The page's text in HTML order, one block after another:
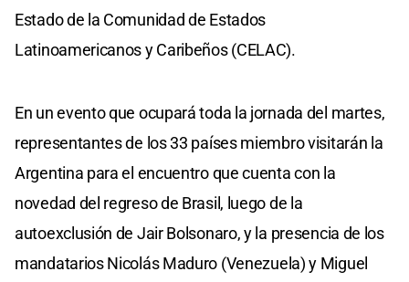
Estado de la Comunidad de Estados
Latinoamericanos y Caribeños (CELAC).
En un evento que ocupará toda la jornada del martes,
representantes de los 33 países miembro visitarán la
Argentina para el encuentro que cuenta con la
novedad del regreso de Brasil, luego de la
autoexclusión de Jair Bolsonaro, y la presencia de los
mandatarios Nicolás Maduro (Venezuela) y Miguel